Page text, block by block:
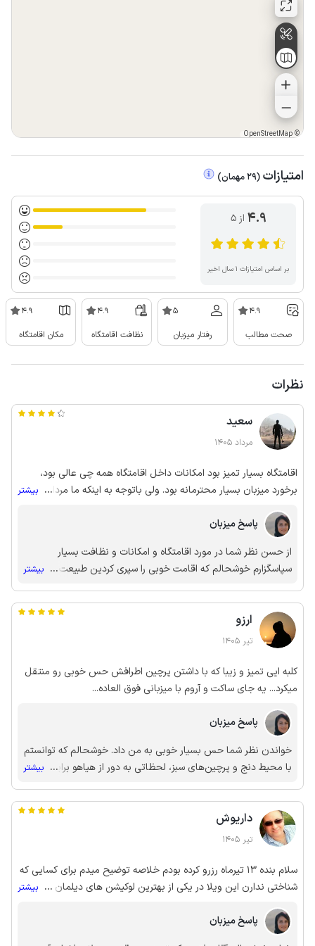
©
OpenStreetMap
امتیازات (
29مهمان)
4.9 از ۵
بر اساس امتیازات ۱ سال اخیر
4.9
صحت مطالب
5
رفتار میزبان
4.9
نظافت اقامتگاه
4.9
مکان اقامتگاه
نظرات
سعید
مرداد 1405
اقامتگاه بسیار تمیز بود امکانات داخل اقامتگاه همه چی عالی بود،
برخورد میزبان بسیار محترمانه بود. ولی باتوجه به اینکه ما مردادماه به
نبود.
... بیشتر
پاسخ میزبان
از حسن نظر شما در مورد اقامتگاه و امکانات و نظافت بسیار
سپاسگزارم خوشحالم که اقامت خوبی را سپری کردین طبیعت دیلمان
پاییزی. اگر به دنبال تجربه حداکثری سرسبزی هستید، ماه‌های
اردیبهشت و خرداد بهترین زمان برای سفر به این منطقه هستند.»
... بیشتر
ارزو
تیر 1405
کلبه ایی تمیز و زیبا که با داشتن پرچین اطرافش حس خوبی رو منتقل
میکرد... یه جای ساکت و آروم با میزبانی فوق العاده...
پاسخ میزبان
خواندن نظر شما حس بسیار خوبی به من داد. خوشحالم که توانستم
با محیط دنج و پرچین‌های سبز، لحظاتی به دور از هیاهو برایتان
خاطرات خوبی از دیلمان با خود برده باشید و دوباره فرصت میزبانی
شما نصیبم شود.»
... بیشتر
داریوش
تیر 1405
سلام بنده 13 تیرماه رزرو کرده بودم خلاصه توضیح میدم برای کسایی که
شناختی ندارن این ویلا در یکی از بهترین لوکیشن های دیلمان قرار داره
خانم محمدی هر چی بگم کم گفتم بسیار با شخصیت ، محترم وخوش
... بیشتر
پاسخ میزبان